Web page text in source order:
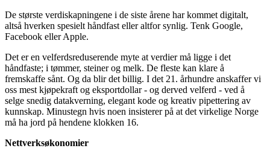
De største verdiskapningene i de siste årene har kommet digitalt,
altså hverken spesielt håndfast eller altfor synlig. Tenk Google,
Facebook eller Apple.
Det er en velferdsreduserende myte at verdier må ligge i det
håndfaste; i tømmer, steiner og melk. De fleste kan klare å
fremskaffe sånt. Og da blir det billig. I det 21. århundre anskaffer vi
oss mest kjøpekraft og eksportdollar - og derved velferd - ved å
selge snedig datakverning, elegant kode og kreativ pipettering av
kunnskap. Minustegn hvis noen insisterer på at det virkelige Norge
må ha jord på hendene klokken 16.
Nettverksøkonomier